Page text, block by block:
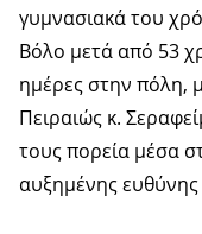
γυμνασιακά του
Βόλο μετά από 53
ημέρες στην πόλη,
Πειραιώς κ.
τους πορεία μέσα
αυξημένης ευθύνης